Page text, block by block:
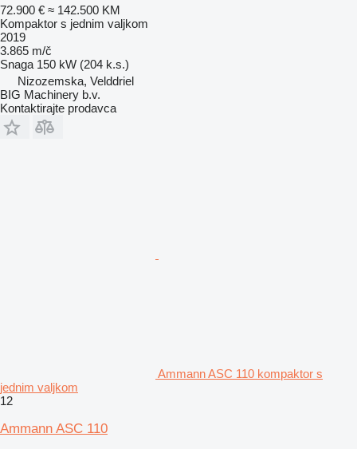
72.900 € ≈ 142.500 KM
Kompaktor s jednim valjkom
2019
3.865 m/č
Snaga 150 kW (204 k.s.)
Nizozemska, Velddriel
BIG Machinery b.v.
Kontaktirajte prodavca
Ammann ASC 110 kompaktor s
jednim valjkom
12
Ammann ASC 110